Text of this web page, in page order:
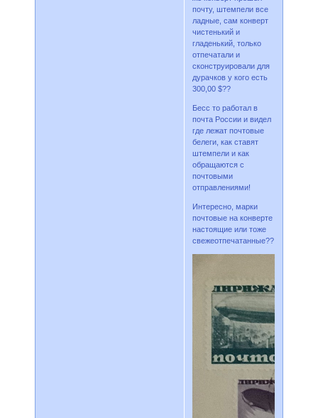
почту, штемпели все
ладные, сам конверт
чистенький и
гладенький, только
отпечатали и
сконструировали для
дурачков у кого есть
300,00 $??
Бесс то работал в
почта России и видел
где лежат почтовые
белеги, как ставят
штемпели и как
обращаются с
почтовыми
отправлениями!
Интересно, марки
почтовые на конверте
настоящие или тоже
свежеотпечатанные??